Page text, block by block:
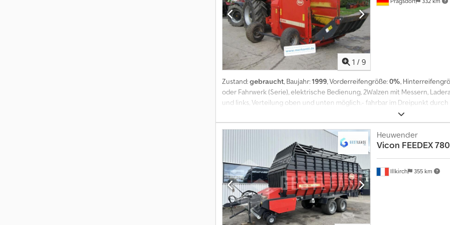
7
1 / 9
Zustand:gebraucht, Baujahr:1999, Vorderreifengröße:0%,
oder Fahrwerk (Serie), elektrische Bedienung, 2Walzen mit Messern,
und links, Verteilung oben und unten möglich.- fahrbar im Dreipunkt
Fahrwerkdurch Montage der Achse.Geeignet für Rund- und
Tjb Teck
Illkirch 355 km
Heuwender
Vicon FEEDEX 780